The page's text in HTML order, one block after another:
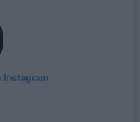
Instagram